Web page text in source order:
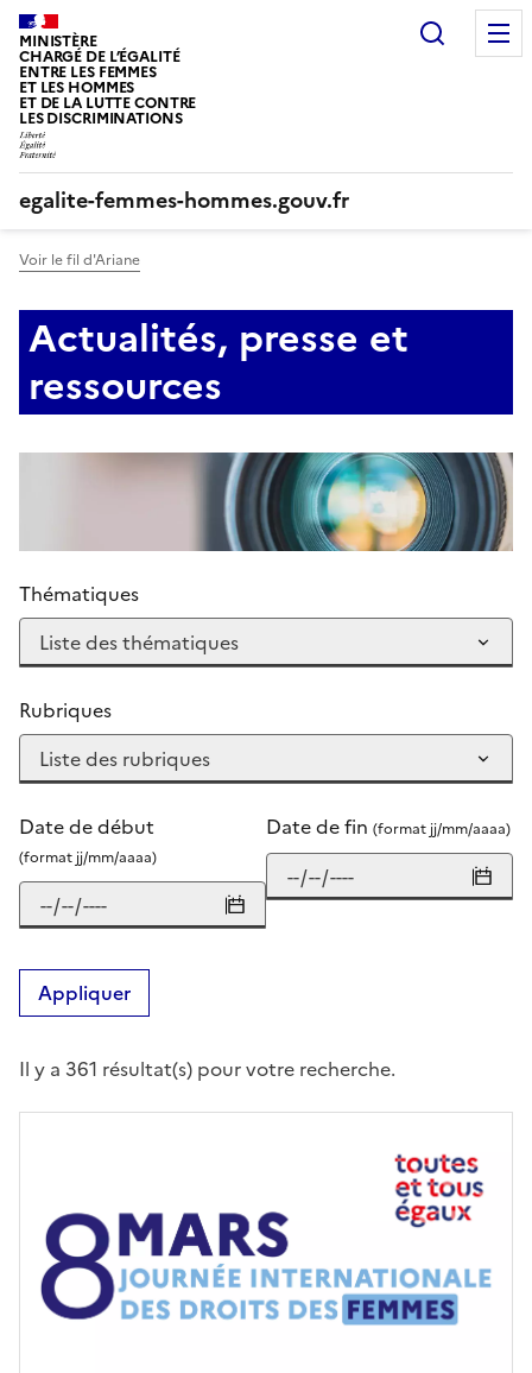
Panneau de gestion des cookies
MINISTÈRE
CHARGÉ DE L’ÉGALITÉ
ENTRE LES FEMMES
ET LES HOMMES
ET DE LA LUTTE CONTRE
LES DISCRIMINATIONS
egalite-femmes-hommes.gouv.fr
Voir le fil d'Ariane
Actualités, presse et
ressources
Thématiques
Rubriques
Date de début
(format jj/mm/aaaa)
Date de fin (format jj/mm/aaaa)
Appliquer
Il y a 361 résultat(s) pour votre recherche.